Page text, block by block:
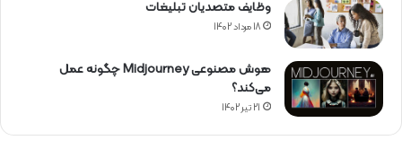
ارتباط ارتباطی
کپی لینک کـوتاه
وظایف متصدیان تبلیغات
18 مرداد 1402
هوش مصنوعی Midjourney چگونه عمل
می‌کند؟
21 تیر 1402